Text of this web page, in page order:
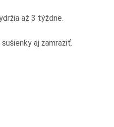
až 3 týždne.
aj zamraziť.